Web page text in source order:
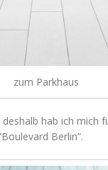
zum Parkhaus
hab ich mich
Berlin”.